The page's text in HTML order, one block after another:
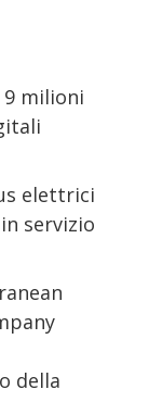
milioni
elettrici
servizio
della